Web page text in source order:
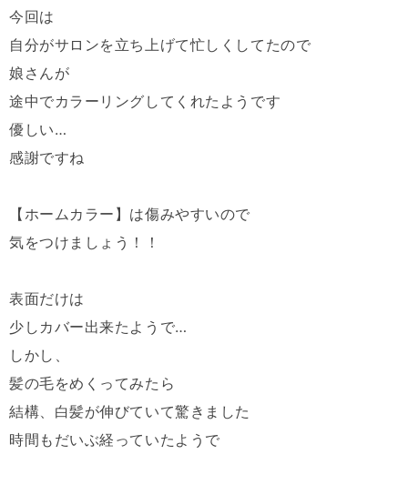
今回は
自分がサロンを立ち上げて忙しくしてたので
娘さんが
途中でカラーリングしてくれたようです
優しい…
感謝ですね
【ホームカラー】は傷みやすいので
気をつけましょう！！
表面だけは
少しカバー出来たようで…
しかし、
髪の毛をめくってみたら
結構、白髪が伸びていて驚きました
時間もだいぶ経っていたようで